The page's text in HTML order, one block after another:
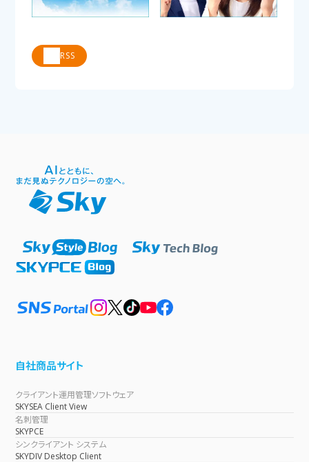
RSS
自社商品サイト
クライアント運用管理ソフトウェア
SKYSEA Client View
名刺管理
SKYPCE
シンクライアント システム
SKYDIV Desktop Client